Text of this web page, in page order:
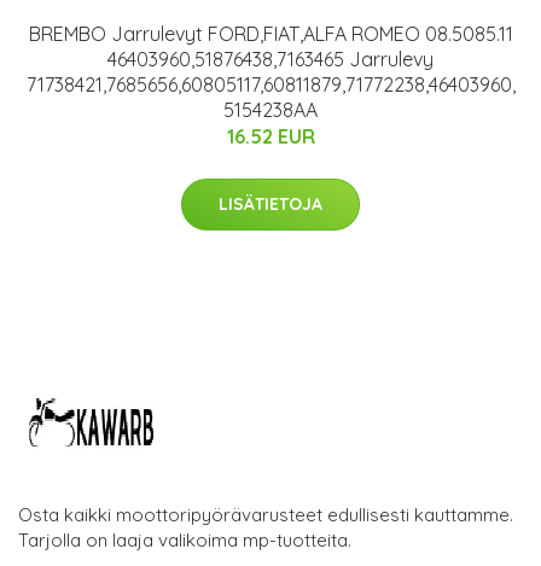
BREMBO Jarrulevyt FORD,FIAT,ALFA ROMEO 08.5085.11
46403960,51876438,7163465 Jarrulevy
71738421,7685656,60805117,60811879,71772238,46403960,
5154238AA
16.52 EUR
LISÄTIETOJA
Osta kaikki moottoripyörävarusteet edullisesti kauttamme.
Tarjolla on laaja valikoima mp-tuotteita.